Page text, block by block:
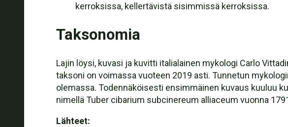
kerroksissa, kellertävistä sisimmissä kerroksissa.
Taksonomia
Lajin löysi, kuvasi ja kuvitti italialainen mykologi Carlo
taksoni on voimassa vuoteen 2019 asti. Tunnetun
olemassa. Todennäköisesti ensimmäinen kuvaus kuuluu
nimellä Tuber cibarium subcinereum alliaceum vuonna
Lähteet: